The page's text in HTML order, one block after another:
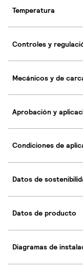
Temperatura
Controles y
Mecánicos y de
Aprobación y
Condiciones de
Datos de
Datos de producto
Diagramas de